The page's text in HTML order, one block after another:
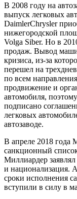
В 2008 году на
выпуск легковых
DaimlerChrysler
нижегородской
Volga Siber. Но в
продаж. Вывод
кризиса, из-за
перешел на
по всем
продвижение и
автомобиля,
подписано
легковых
автозаводе.
В апреле 2018
санкционный
Миллиардер заявлял
и национализация.
сроки исполнения
вступили в силу в